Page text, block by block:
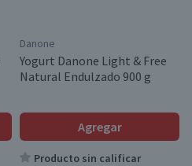
Danone
Yogurt Danone Light & Free
Natural Endulzado 900 g
Agregar
Producto sin calificar